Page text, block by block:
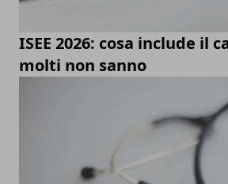
ISEE 2026: cosa include il
molti non sanno